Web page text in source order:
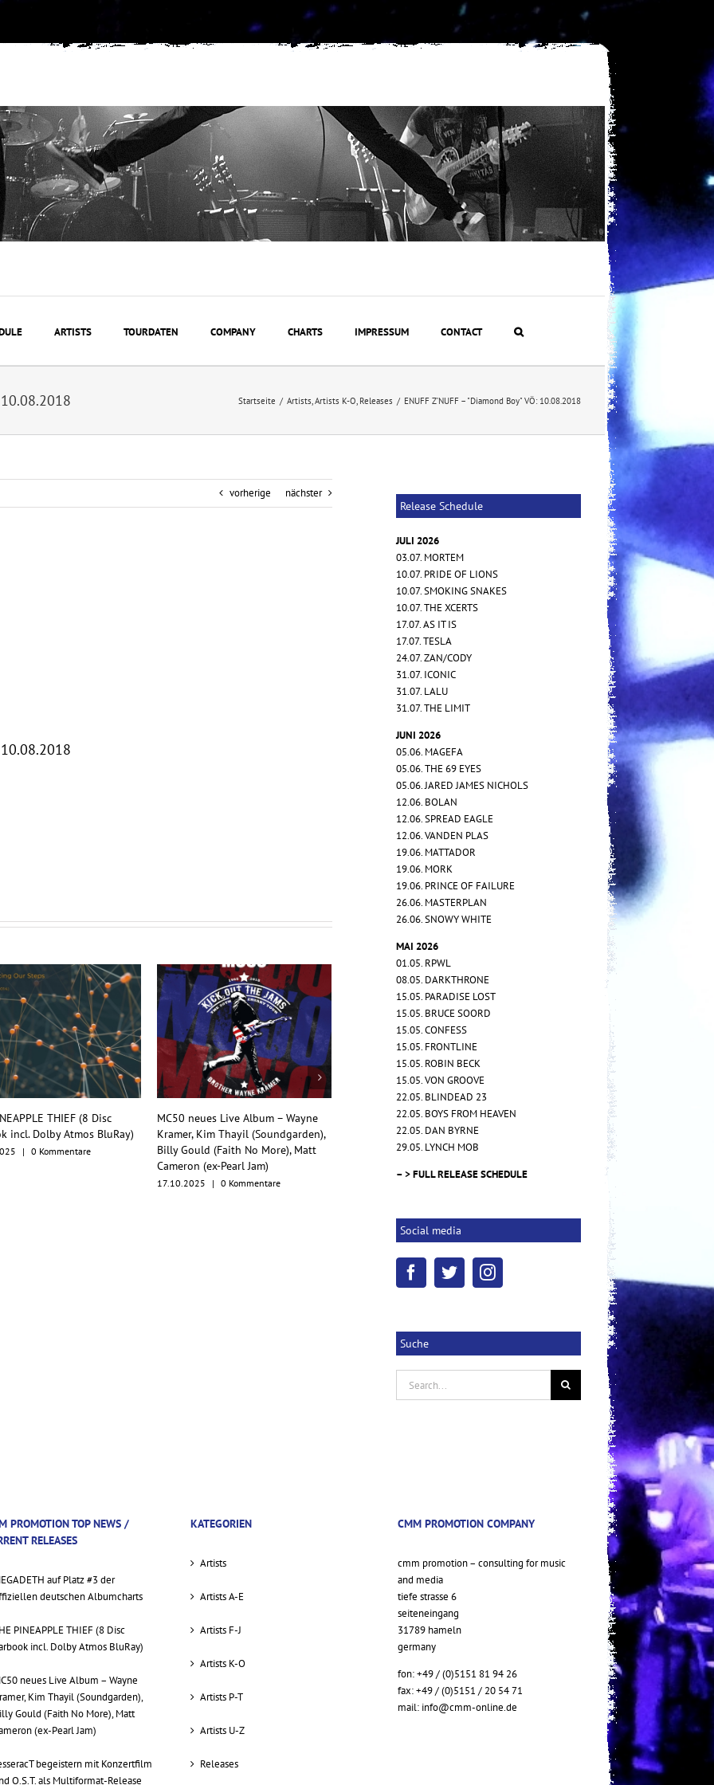
ARTISTS TOURDATEN COMPANY CHARTS IMPRESSUM CONTACT
10.08.2018 Startseite / Artists Artists K-O Releases / ENUFF Z’NUFF – "Diamond Boy" VÖ: 10.08.2018
vorherige nächster
10.08.2018
neues Live Album – Wayne
Kim Thayil (Soundgarden),
(Faith No More), Matt
TesseracT begeistern mit
Konzertfilm und O.S.T. als
Multiformat-Release
17.10.2025 | 0 Kommentare
NOVEMBRE – "Words of Indigo"
17.10.2025 | 0 Kommentare
Release Schedule
JULI 2026
03.07. MORTEM
10.07. PRIDE OF LIONS
10.07. SMOKING SNAKES
10.07. THE XCERTS
17.07. AS IT IS
17.07. TESLA
24.07. ZAN/CODY
31.07. ICONIC
31.07. LALU
31.07. THE LIMIT
JUNI 2026
05.06. MAGEFA
05.06. THE 69 EYES
05.06. JARED JAMES NICHOLS
12.06. BOLAN
12.06. SPREAD EAGLE
12.06. VANDEN PLAS
19.06. MATTADOR
19.06. MORK
19.06. PRINCE OF FAILURE
26.06. MASTERPLAN
26.06. SNOWY WHITE
MAI 2026
01.05. RPWL
08.05. DARKTHRONE
15.05. PARADISE LOST
15.05. BRUCE SOORD
15.05. CONFESS
15.05. FRONTLINE
15.05. ROBIN BECK
15.05. VON GROOVE
22.05. BLINDEAD 23
22.05. BOYS FROM HEAVEN
22.05. DAN BYRNE
29.05. LYNCH MOB
– > FULL RELEASE SCHEDULE
Social media
Suche
PROMOTION TOP NEWS /
RELEASES
auf Platz #3 der
deutschen Albumcharts
PINEAPPLE THIEF (8 Disc
incl. Dolby Atmos BluRay)
neues Live Album – Wayne
Kim Thayil (Soundgarden),
Gould (Faith No More), Matt
(ex-Pearl Jam)
begeistern mit Konzertfilm
O.S.T. als Multiformat-Release
KATEGORIEN
Artists
Artists A-E
Artists F-J
Artists K-O
Artists P-T
Artists U-Z
Releases
CMM PROMOTION COMPANY
cmm promotion – consulting for music
and media
tiefe strasse 6
seiteneingang
31789 hameln
germany
fon: +49 / (0)5151 81 94 26
fax: +49 / (0)5151 / 20 54 71
mail: info@cmm-online.de